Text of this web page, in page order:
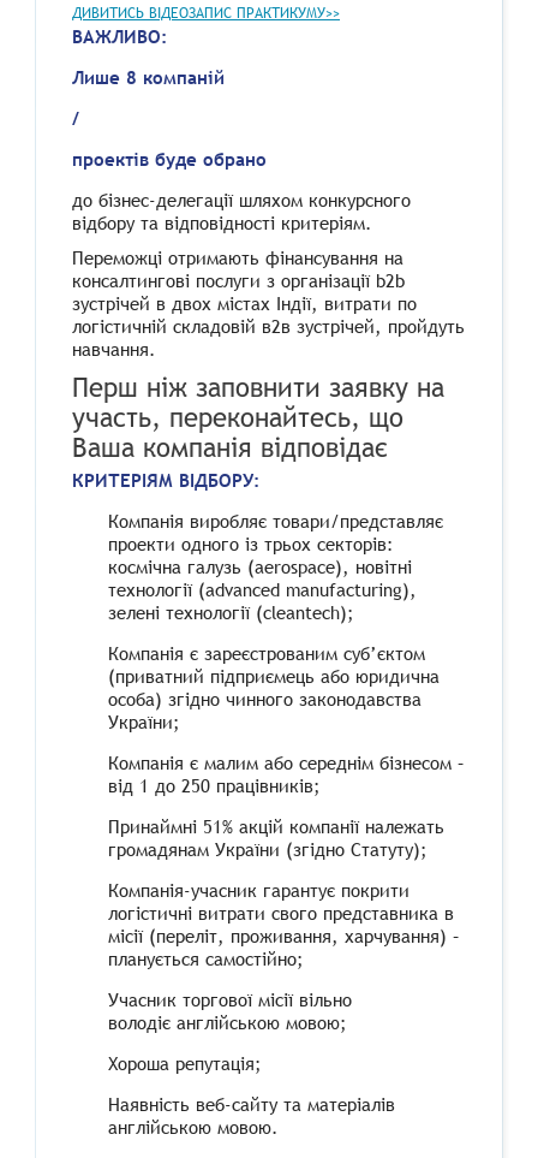
ДИВИТИСЬ ВІДЕОЗАПИС ПРАКТИКУМУ>>
ВАЖЛИВО:
Лише 8 компаній
/
проектів буде обрано
до бізнес-делегації шляхом конкурсного
відбору та відповідності критеріям.
Переможці отримають фінансування на
консалтингові послуги з організації b2b
зустрічей в двох містах Індії, витрати по
логістичній складовій в2в зустрічей, пройдуть
навчання.
Перш ніж заповнити заявку на
участь, переконайтесь, що
Ваша компанія відповідає
КРИТЕРІЯМ ВІДБОРУ:
Компанія виробляє товари/представляє
проекти одного із трьох секторів:
космічна галузь (aerospace), новітні
технології (advanced manufacturing),
зелені технології (cleantech);
Компанія є зареєстрованим суб’єктом
(приватний підприємець або юридична
особа) згідно чинного законодавства
України;
Компанія є малим або середнім бізнесом –
від 1 до 250 працівників;
Принаймні 51% акцій компанії належать
громадянам України (згідно Статуту);
Компанія-учасник гарантує покрити
логістичні витрати свого представника в
місії (переліт, проживання, харчування) –
планується самостійно;
Учасник торгової місії вільно
володіє англійською мовою;
Хороша репутація;
Наявність веб-сайту та матеріалів
англійською мовою.